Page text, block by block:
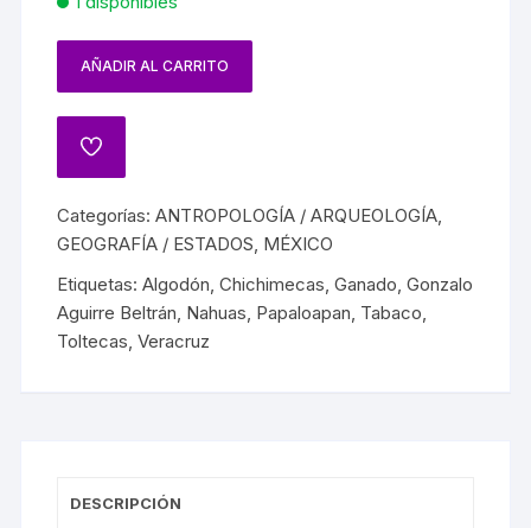
AÑADIR AL CARRITO
Categorías:ANTROPOLOGÍA / ARQUEOLOGÍA,
GEOGRAFÍA / ESTADOS, MÉXICO
Etiquetas:Algodón,Chichimecas,Ganado,Gonzalo
Aguirre Beltrán, Nahuas, Papaloapan, Tabaco,
Toltecas,Veracruz
DESCRIPCIÓN